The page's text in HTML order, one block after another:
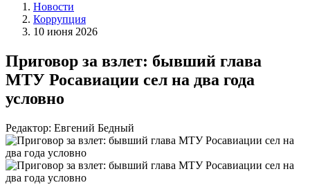
Новости
Коррупция
10 июня 2026
Приговор за взлет: бывший глава
МТУ Росавиации сел на два года
условно
Редактор: Евгений Бедный